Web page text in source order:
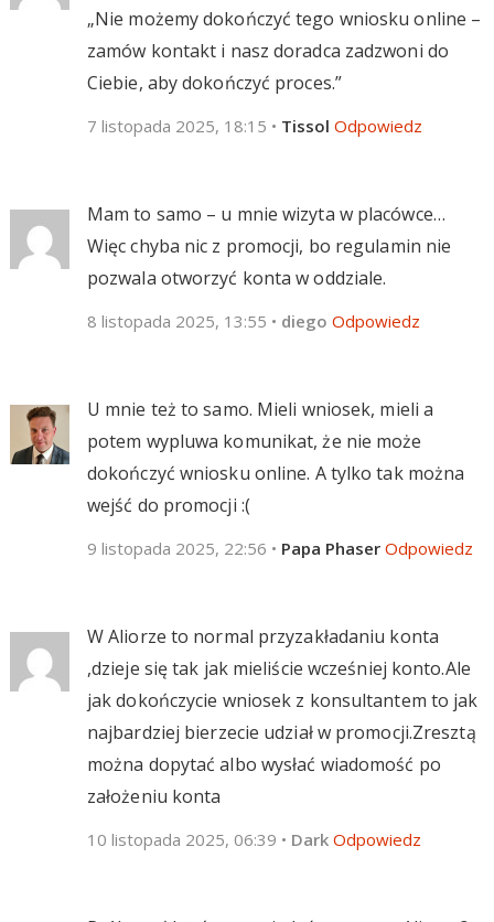
„Nie możemy dokończyć tego wniosku online –
zamów kontakt i nasz doradca zadzwoni do
Ciebie, aby dokończyć proces.”
7 listopada 2025, 18:15 • Tissol Odpowiedz
Mam to samo – u mnie wizyta w placówce…
Więc chyba nic z promocji, bo regulamin nie
pozwala otworzyć konta w oddziale.
8 listopada 2025, 13:55 • diego Odpowiedz
U mnie też to samo. Mieli wniosek, mieli a
potem wypluwa komunikat, że nie może
dokończyć wniosku online. A tylko tak można
wejść do promocji :(
9 listopada 2025, 22:56 • Papa Phaser Odpowiedz
W Aliorze to normal przyzakładaniu konta
,dzieje się tak jak mieliście wcześniej konto.Ale
jak dokończycie wniosek z konsultantem to jak
najbardziej bierzecie udział w promocji.Zresztą
można dopytać albo wysłać wiadomość po
założeniu konta
10 listopada 2025, 06:39 • Dark Odpowiedz